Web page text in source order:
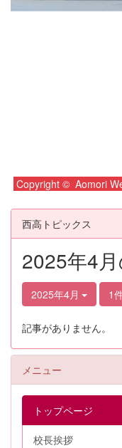
Copyright © Aomori
西高トピックス
2025年4
2025年4月 1
記事がありません。
メニュー
トップページ
校長挨拶